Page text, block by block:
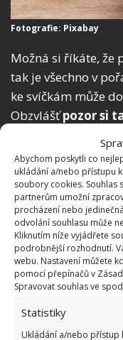
Abychom poskytli co
ukládání a/nebo přístupu
soubory cookies. Souhlas
partnerům umožní
procházení nebo
odvolání souhlasu může
Kliknutím níže vyjádřete
podrobnější rozhodnutí.
webu. Nastavení můžete
pomocí přepínačů v
Spravovat souhlas ve
Statistiky
Ukládání a/nebo přístup
Fotografie: Pixabay
Možná si říkáte, že
tak je všechno v
ke svíčkám může
Obzvlášťpozor si
dárek. A před
jaké mají složení.